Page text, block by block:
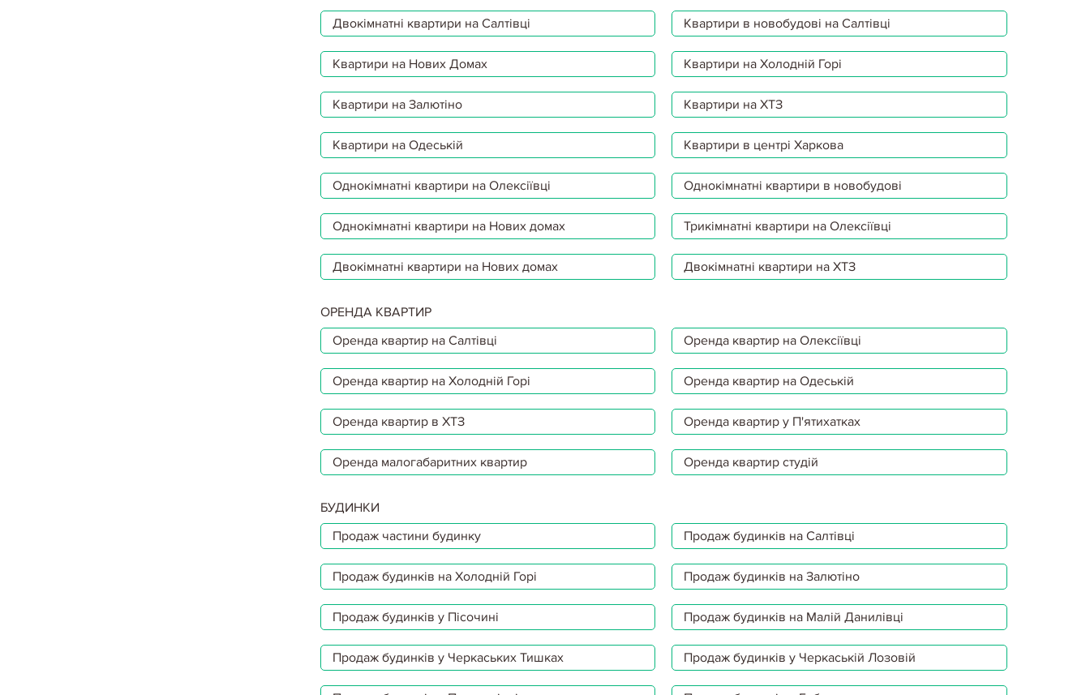
Двокімнатні квартири на Салтівці Квартири в новобудові на Салтівці
Квартири на Нових Домах Квартири на Холодній Горі
Квартири на Залютіно Квартири на ХТЗ
Квартири на Одеській Квартири в центрі Харкова
Однокімнатні квартири на Олексіївці Однокімнатні квартири в новобудові
Однокімнатні квартири на Нових домах Трикімнатні квартири на Олексіївці
Двокімнатні квартири на Нових домах Двокімнатні квартири на ХТЗ
ОРЕНДА КВАРТИР
Оренда квартир на Салтівці
Оренда квартир на Олексіївці
Оренда квартир на Холодній Горі Оренда квартир на Одеській
Оренда квартир в ХТЗ Оренда квартир у П'ятихатках
Оренда малогабаритних квартир Оренда квартир студій
БУДИНКИ
Продаж частини будинку
Продаж будинків на Салтівці
Продаж будинків на Холодній Горі Продаж будинків на Залютіно
Продаж будинків у Пісочині Продаж будинків на Малій Данилівці
Продаж будинків у Черкаських Тишках Продаж будинків у Черкаській Лозовій